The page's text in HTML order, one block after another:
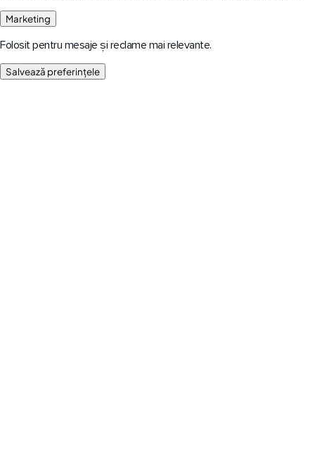
Marketing
Folosit pentru mesaje și reclame mai relevante.
Salvează preferințele